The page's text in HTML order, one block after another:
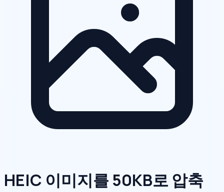
HEIC 이미지를 50KB로 압축